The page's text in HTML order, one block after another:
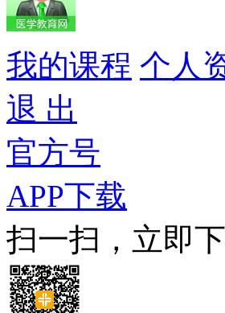
我的课程 个人
退 出
官方号
APP下载
扫一扫，立即